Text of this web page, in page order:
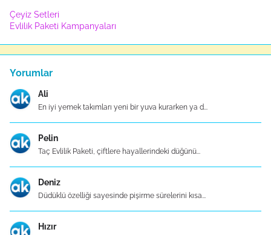
Çeyiz Setleri
Evlilik Paketi Kampanyaları
Yorumlar
Ali
En iyi yemek takımları yeni bir yuva kurarken ya d...
Pelin
Taç Evlilik Paketi, çiftlere hayallerindeki düğünü...
Deniz
Düdüklü özelliği sayesinde pişirme sürelerini kısa...
Hızır